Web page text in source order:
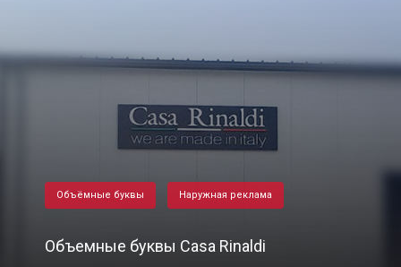
Объёмные буквы Наружная реклама
Объемные буквы Casa Rinaldi